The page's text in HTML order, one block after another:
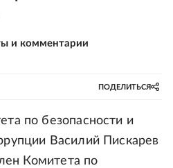
и комментарии
ПОДЕЛИТЬСЯ
по безопасности и
Василий Пискарев
Комитета по